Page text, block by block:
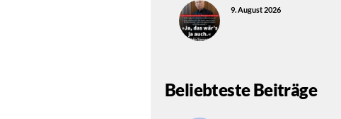
9. August 2026
Beliebteste Beiträge